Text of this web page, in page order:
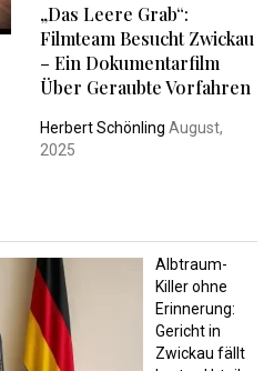
„Das Leere Grab“:
Filmteam Besucht Zwickau
– Ein Dokumentarfilm
Über Geraubte Vorfahren
Herbert Schönling August,
2025
Albtraum-
Killer ohne
Erinnerung:
Gericht in
Zwickau fällt